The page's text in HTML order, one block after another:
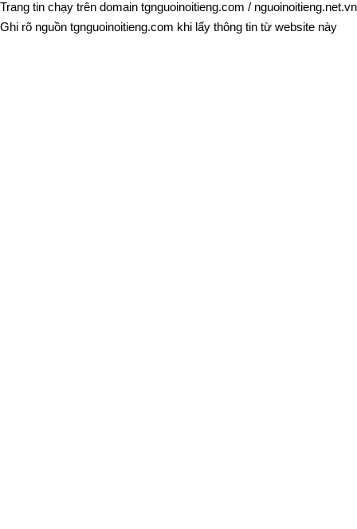
Trang tin chạy trên domain tgnguoinoitieng.com / nguoinoitieng.net.vn
Ghi rõ nguồn tgnguoinoitieng.com khi lấy thông tin từ website này